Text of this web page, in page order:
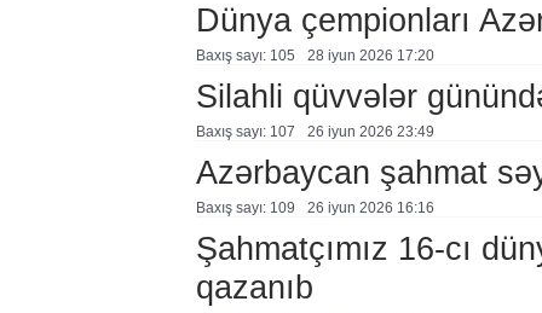
Dünya çempionları
Baxış sayı: 105 28 i̇yun 2026 17:20
Silahli qüvvələr
Baxış sayı: 107 26 i̇yun 2026 23:49
Azərbaycan şahmat
Baxış sayı: 109 26 i̇yun 2026 16:16
Şahmatçımız 16-cı
qazanıb